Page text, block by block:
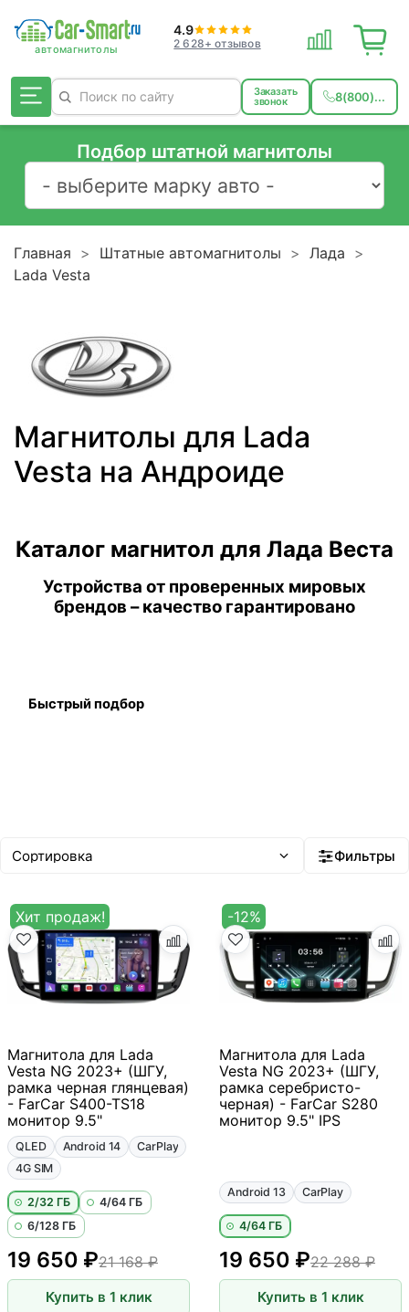
4.9
2 628+ отзывов
Заказать
звонок 8(800)...
Подбор штатной магнитолы
Главная Штатные автомагнитолы
Лада
Lada Vesta
Магнитолы для Lada
Vesta на Андроиде
Каталог магнитол для Лада Веста
Устройства от проверенных мировых
брендов – качество гарантировано
Быстрый подбор
Фильтры
Хит продаж!
Магнитола для Lada
Vesta NG 2023+ (ШГУ,
рамка черная глянцевая)
- FarCar S400-TS18
монитор 9.5"
QLED Android 14
CarPlay
4G SIM
2/32 ГБ
4/64 ГБ
6/128 ГБ
19 650 ₽21 168 ₽
Купить в 1 клик
-12%
Магнитола для Lada
Vesta NG 2023+ (ШГУ,
рамка серебристо-
черная) - FarCar S280
монитор 9.5" IPS
Android 13 CarPlay
4/64 ГБ
22 288 ₽
19 650 ₽
Купить в 1 клик